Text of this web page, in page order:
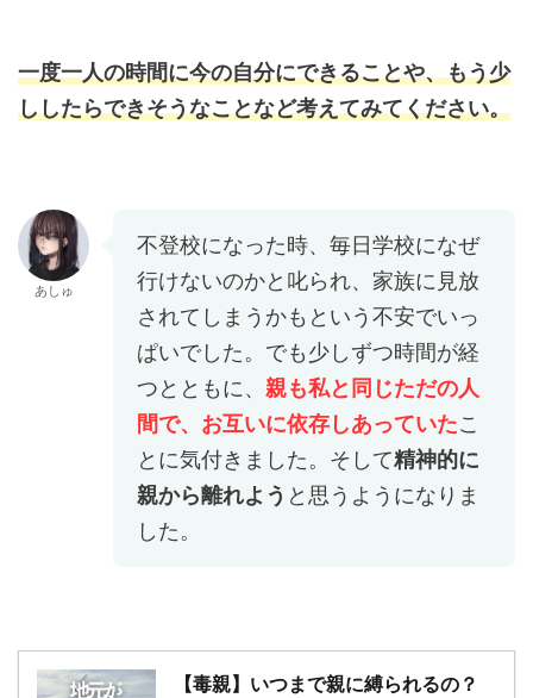
一度一人の時間に今の自分にできることや、もう少
ししたらできそうなことなど考えてみてください。
あしゅ
不登校になった時、毎日学校になぜ
行けないのかと叱られ、家族に見放
されてしまうかもという不安でいっ
ぱいでした。でも少しずつ時間が経
つとともに、 親も私と同じただの人
間で、お互いに依存しあっていたこ
とに気付きました。そして精神的に
親から離れよう と思うようになりま
した。
【毒親】いつまで親に縛られるの？